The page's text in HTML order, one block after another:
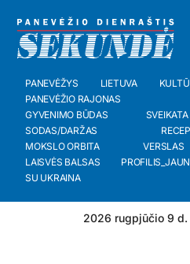
PANEVĖŽYS LIETUVA
PANEVĖŽIO RAJONAS
GYVENIMO BŪDAS
SVEIKATA
SODAS/DARŽAS
MOKSLO ORBITA
VERSLAS
LAISVĖS BALSAS
SU UKRAINA
2026 rugpjūčio 9 d.